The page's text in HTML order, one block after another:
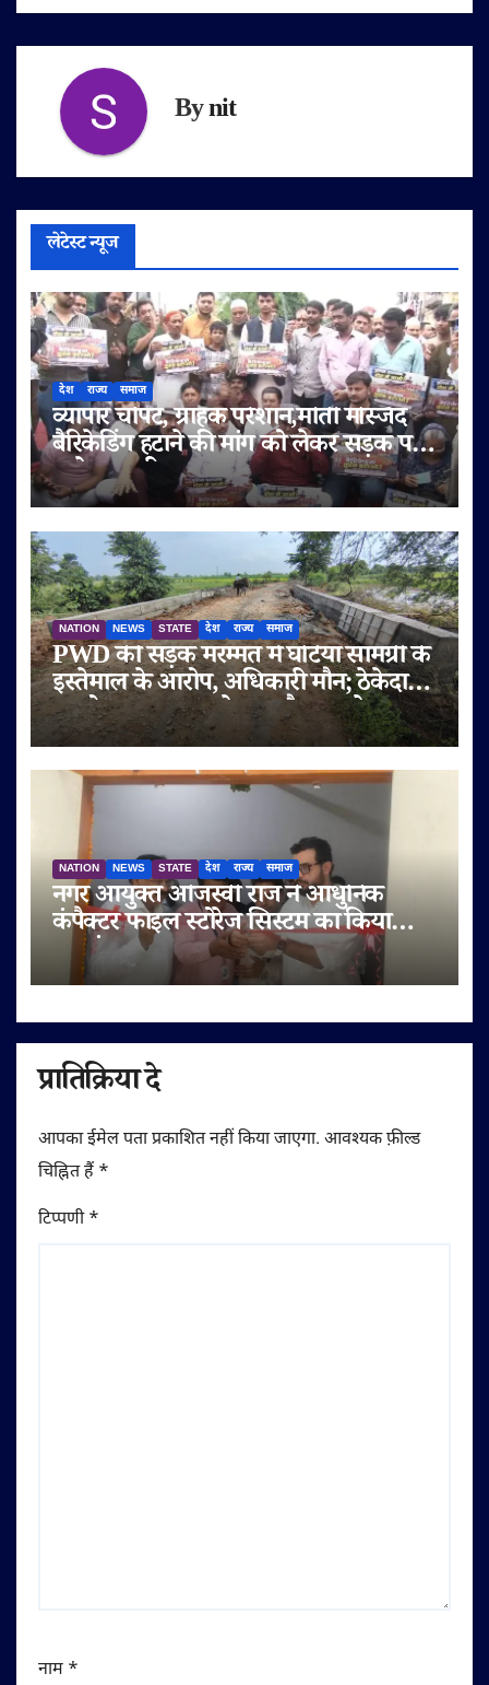
Bynit
लेटेस्ट न्यूज
देश राज्य समाज
व्यापार चौपट, ग्राहक परेशान,मोती मस्जिद
बैरिकेडिंग हटाने की मांग को लेकर सड़क पर
उतरे व्यापारी
NATION NEWS STATE देश राज्य समाज
PWD की सड़क मरम्मत में घटिया सामग्री के
इस्तेमाल के आरोप, अधिकारी मौन; ठेकेदार
पर दोबारा गुणवत्ता से समझौता करने का
आरोप
NATION NEWS STATE देश राज्य समाज
नगर आयुक्त ओजस्वी राज ने आधुनिक
कंपैक्टर फाइल स्टोरेज सिस्टम का किया
शुभारंभ
प्रातिक्रिया दे
आपका ईमेल पता प्रकाशित नहीं किया जाएगा. आवश्यक फ़ील्ड
चिह्नित हैं *
टिप्पणी*
नाम *